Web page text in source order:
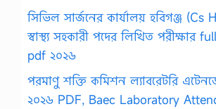
সিভিল সার্জনের কার্যালয় হবিগঞ্জ
স্বাস্থ্য সহকারী পদের লিখিত পরীক্ষার
pdf ২০২৬
পরমাণু শক্তি কমিশন ল্যাবরেটরি
২০২৬ PDF, Baec Laboratory